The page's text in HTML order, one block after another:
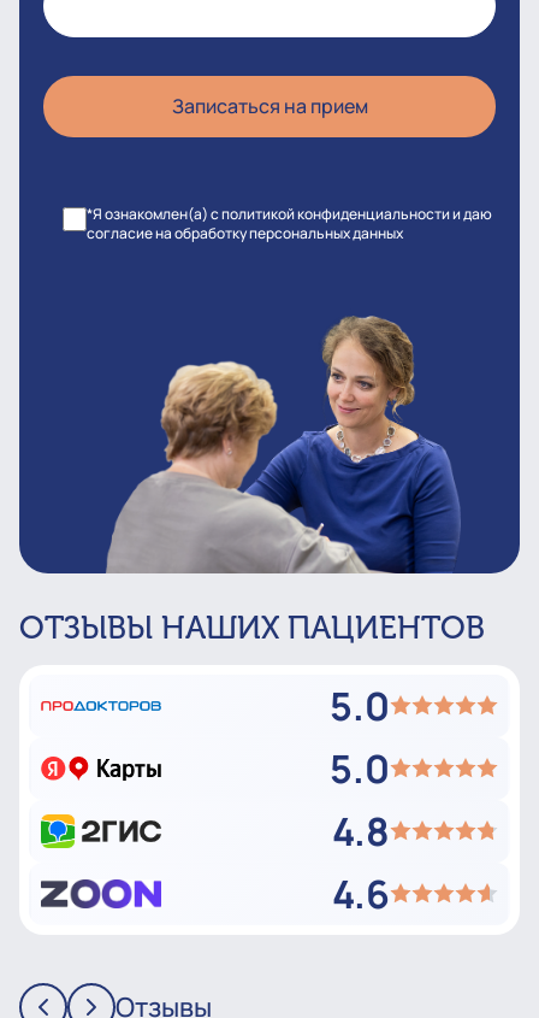
*Я ознакомлен(а) с политикой конфиденциальности и даю
согласие на обработку персональных данных
ОТЗЫВЫ НАШИХ ПАЦИЕНТОВ
5.0
5.0
4.8
4.6
Отзывы